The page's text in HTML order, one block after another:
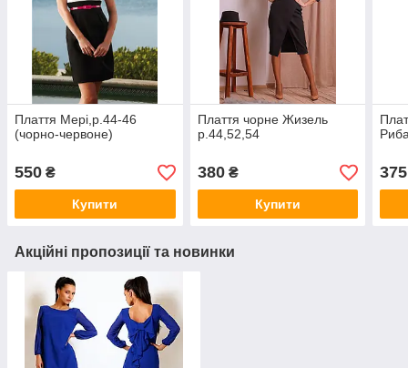
Плаття Мері,р.44-46
(чорно-червоне)
550 ₴
Купити
Плаття чорне Жизель
р.44,52,54
380₴
Купити
375
Акційні пропозиції та новинки